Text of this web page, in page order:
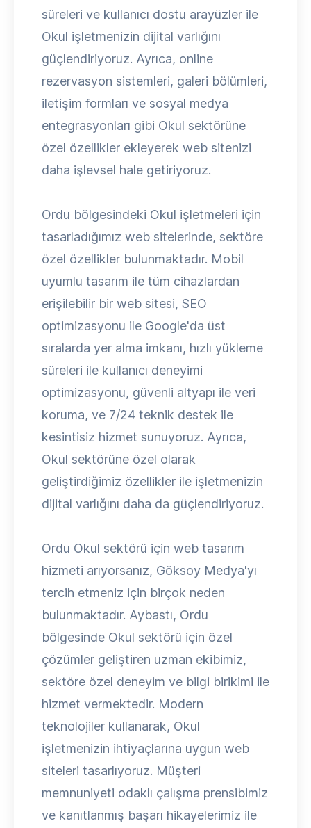
süreleri ve kullanıcı dostu arayüzler ile
Okul işletmenizin dijital varlığını
güçlendiriyoruz. Ayrıca, online
rezervasyon sistemleri, galeri bölümleri,
iletişim formları ve sosyal medya
entegrasyonları gibi Okul sektörüne
özel özellikler ekleyerek web sitenizi
daha işlevsel hale getiriyoruz.
Ordu bölgesindeki Okul işletmeleri için
tasarladığımız web sitelerinde, sektöre
özel özellikler bulunmaktadır. Mobil
uyumlu tasarım ile tüm cihazlardan
erişilebilir bir web sitesi, SEO
optimizasyonu ile Google'da üst
sıralarda yer alma imkanı, hızlı yükleme
süreleri ile kullanıcı deneyimi
optimizasyonu, güvenli altyapı ile veri
koruma, ve 7/24 teknik destek ile
kesintisiz hizmet sunuyoruz. Ayrıca,
Okul sektörüne özel olarak
geliştirdiğimiz özellikler ile işletmenizin
dijital varlığını daha da güçlendiriyoruz.
Ordu Okul sektörü için web tasarım
hizmeti arıyorsanız, Göksoy Medya'yı
tercih etmeniz için birçok neden
bulunmaktadır. Aybastı, Ordu
bölgesinde Okul sektörü için özel
çözümler geliştiren uzman ekibimiz,
sektöre özel deneyim ve bilgi birikimi ile
hizmet vermektedir. Modern
teknolojiler kullanarak, Okul
işletmenizin ihtiyaçlarına uygun web
siteleri tasarlıyoruz. Müşteri
memnuniyeti odaklı çalışma prensibimiz
ve kanıtlanmış başarı hikayelerimiz ile